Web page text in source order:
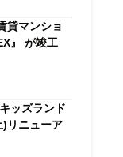
貸マンショ
』 が竣工
ッズランド
リニューア